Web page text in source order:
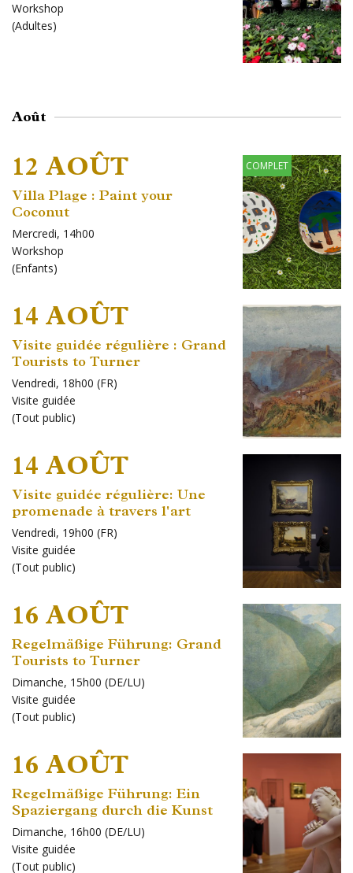
Workshop
(Adultes)
Août
12 AOÛT COMPLET
Villa Plage : Paint your
Coconut
Mercredi, 14h00
Workshop
(Enfants)
14 AOÛT
Visite guidée régulière : Grand
Tourists to Turner
Vendredi, 18h00 (FR)
Visite guidée
(Tout public)
14 AOÛT
Visite guidée régulière: Une
promenade à travers l'art
Vendredi, 19h00 (FR)
Visite guidée
(Tout public)
16 AOÛT
Regelmäßige Führung: Grand
Tourists to Turner
Dimanche, 15h00 (DE/LU)
Visite guidée
(Tout public)
16 AOÛT
Regelmäßige Führung: Ein
Spaziergang durch die Kunst
Dimanche, 16h00 (DE/LU)
Visite guidée
(Tout public)